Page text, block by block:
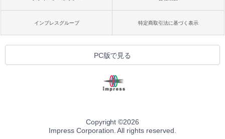
インプレスグループ 特定商取引法に基づく表示
PC版で見る
Copyright ©2026
Impress Corporation. All rights reserved.